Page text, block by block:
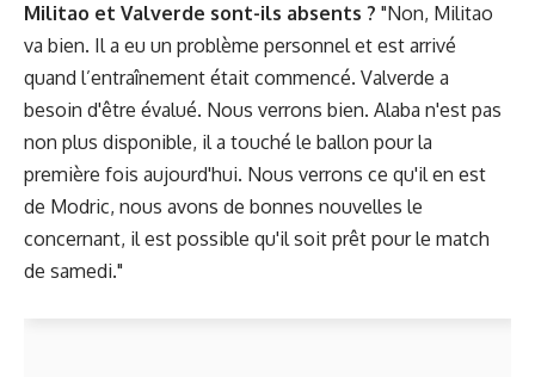
Militao et Valverde sont-ils absents ? "Non, Militao
va bien. Il a eu un problème personnel et est arrivé
quand l’entraînement était commencé. Valverde a
besoin d'être évalué. Nous verrons bien. Alaba n'est pas
non plus disponible, il a touché le ballon pour la
première fois aujourd'hui. Nous verrons ce qu'il en est
de Modric, nous avons de bonnes nouvelles le
concernant, il est possible qu'il soit prêt pour le match
de samedi."